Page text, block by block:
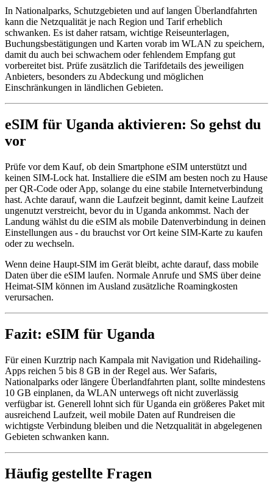
In Nationalparks, Schutzgebieten und auf langen Überlandfahrten
kann die Netzqualität je nach Region und Tarif erheblich
schwanken. Es ist daher ratsam, wichtige Reiseunterlagen,
Buchungsbestätigungen und Karten vorab im WLAN zu speichern,
damit du auch bei schwachem oder fehlendem Empfang gut
vorbereitet bist. Prüfe zusätzlich die Tarifdetails des jeweiligen
Anbieters, besonders zu Abdeckung und möglichen
Einschränkungen in ländlichen Gebieten.
eSIM für Uganda aktivieren: So gehst du
vor
Prüfe vor dem Kauf, ob dein Smartphone eSIM unterstützt und
keinen SIM-Lock hat. Installiere die eSIM am besten noch zu Hause
per QR-Code oder App, solange du eine stabile Internetverbindung
hast. Achte darauf, wann die Laufzeit beginnt, damit keine Laufzeit
ungenutzt verstreicht, bevor du in Uganda ankommst. Nach der
Landung wählst du die eSIM als mobile Datenverbindung in deinen
Einstellungen aus - du brauchst vor Ort keine SIM-Karte zu kaufen
oder zu wechseln.
Wenn deine Haupt-SIM im Gerät bleibt, achte darauf, dass mobile
Daten über die eSIM laufen. Normale Anrufe und SMS über deine
Heimat-SIM können im Ausland zusätzliche Roamingkosten
verursachen.
Fazit: eSIM für Uganda
Für einen Kurztrip nach Kampala mit Navigation und Ridehailing-
Apps reichen 5 bis 8 GB in der Regel aus. Wer Safaris,
Nationalparks oder längere Überlandfahrten plant, sollte mindestens
10 GB einplanen, da WLAN unterwegs oft nicht zuverlässig
verfügbar ist. Generell lohnt sich für Uganda ein größeres Paket mit
ausreichend Laufzeit, weil mobile Daten auf Rundreisen die
wichtigste Verbindung bleiben und die Netzqualität in abgelegenen
Gebieten schwanken kann.
Häufig gestellte Fragen